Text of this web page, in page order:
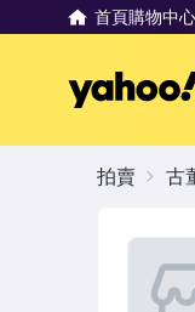
首頁購物中心
拍賣 古